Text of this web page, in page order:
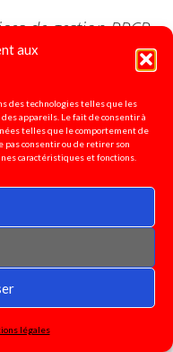
aux
des technologies telles que les
appareils. Le fait de consentir à
telles que le comportement de
pas consentir ou de retirer son
caractéristiques et fonctions.
légales
de gestion PPCR
de
et
Macron :